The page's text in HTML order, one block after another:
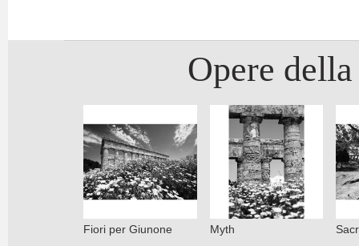
Opere
Fiori per Giunone Myth